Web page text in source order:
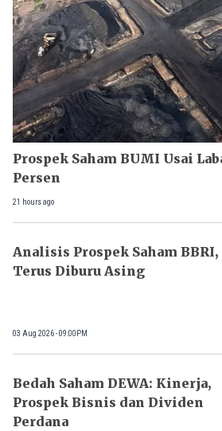
Prospek Saham BUMI Usai
Persen
21 hours ago
Analisis Prospek Saham BBRI,
Terus Diburu Asing
03 Aug 2026 - 09:00PM
Bedah Saham DEWA: Kinerja,
Prospek Bisnis dan Dividen
Perdana